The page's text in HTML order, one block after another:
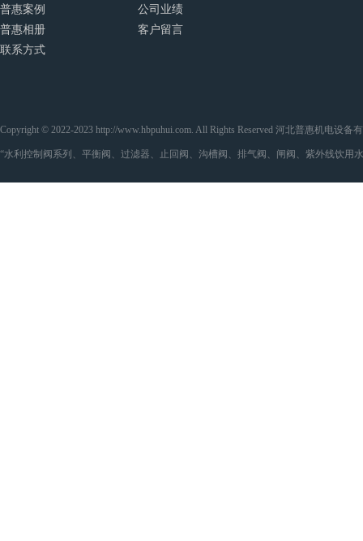
普惠案例
公司业绩
普惠相册
客户留言
联系方式
Copyright © 2022-2023 http://www.hbpuhui.com. All Rights Reserved 河北普惠机电设
“水利控制阀系列、平衡阀、过滤器、止回阀、沟槽阀、排气阀、闸阀、紫外线饮用